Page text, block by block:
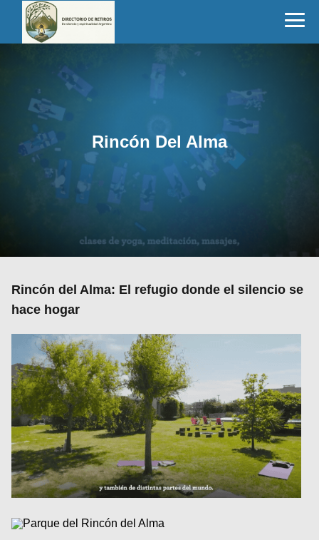
Rincón Del Alma
Rincón del Alma: El refugio donde el silencio se
hace hogar